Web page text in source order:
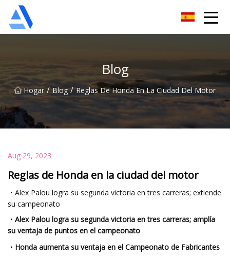
Blog
Hogar / Blog / Reglas De Honda En La Ciudad Del Motor
Aug 29, 2023
Reglas de Honda en la ciudad del motor
・Alex Palou logra su segunda victoria en tres carreras; extiende
su campeonato
・Alex Palou logra su segunda victoria en tres carreras; amplía
su ventaja de puntos en el campeonato
・Honda aumenta su ventaja en el Campeonato de Fabricantes